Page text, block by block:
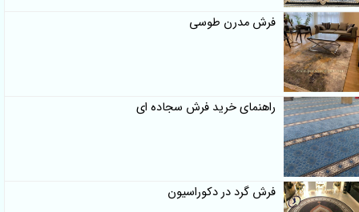
فرش مدرن طوسی
راهنمای خرید فرش سجاده ای
فرش گرد در دکوراسیون